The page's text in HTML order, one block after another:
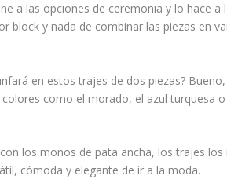
a las opciones de ceremonia y lo hace
block y nada de combinar las piezas en
en estos trajes de dos piezas?
como el morado, el azul turquesa
los monos de pata ancha, los trajes
cómoda y elegante de ir a la moda.